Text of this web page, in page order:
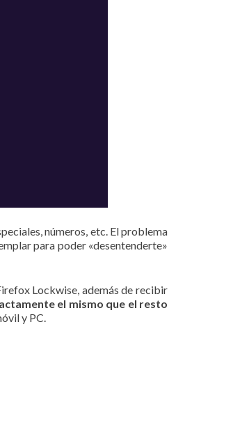
números, etc. El problema
para poder «desentenderte»
Lockwise, además de recibir
el mismo que el resto
y PC.